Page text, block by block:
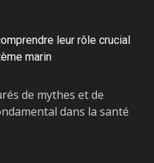
leur rôle crucial
marin
de mythes et de
dans la santé